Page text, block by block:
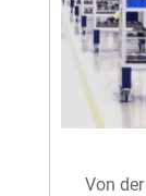
Von